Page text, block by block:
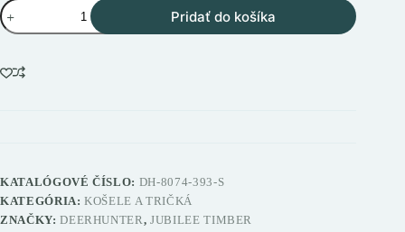
množstvo
Deerhunter
Jubilee
pánske
tričko
Pridať do košíka
KATALÓGOVÉ ČÍSLO: DH-8074-393-S
KATEGÓRIA:KOŠELE A TRIČKÁ
ZNAČKY:DEERHUNTER,JUBILEE TIMBER